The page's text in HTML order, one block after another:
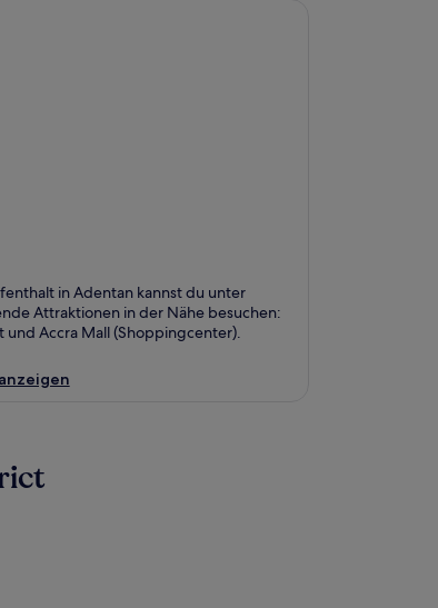
in Adentan kannst du unter
Attraktionen in der Nähe besuchen:
und Accra Mall (Shoppingcenter).